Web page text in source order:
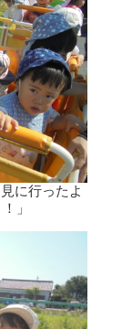
に行ったよ
」